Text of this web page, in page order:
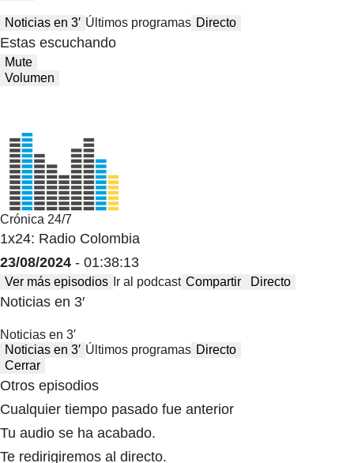
Noticias en 3′ Últimos programas Directo
Estas escuchando
Mute
Volumen
Crónica 24/7
1x24: Radio Colombia
23/08/2024 - 01:38:13
Ver más episodios Ir al podcast Compartir Directo
Noticias en 3′
Noticias en 3′
Noticias en 3′ Últimos programas Directo
Cerrar
Otros episodios
Cualquier tiempo pasado fue anterior
Tu audio se ha acabado.
Te redirigiremos al directo.